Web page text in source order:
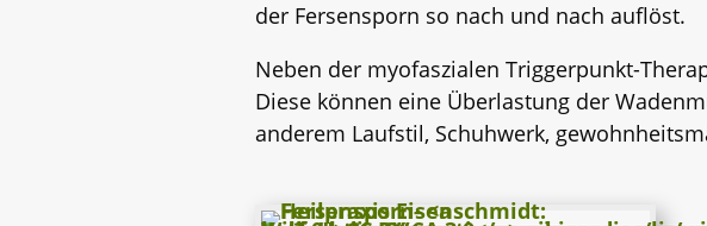
der Fersensporn so nach und nach auflöst.
Neben der myofaszialen Triggerpunkt-
Diese können eine Überlastung der
anderem Laufstil, Schuhwerk,